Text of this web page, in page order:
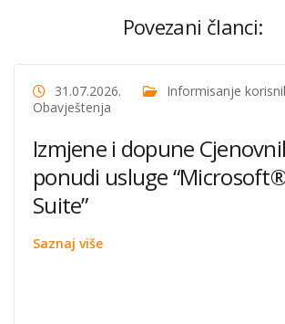
Povezani članci:
31.07.2026. Informisanje
Obavještenja
Izmjene i dopune
ponudi usluge
Suite”
Saznaj više